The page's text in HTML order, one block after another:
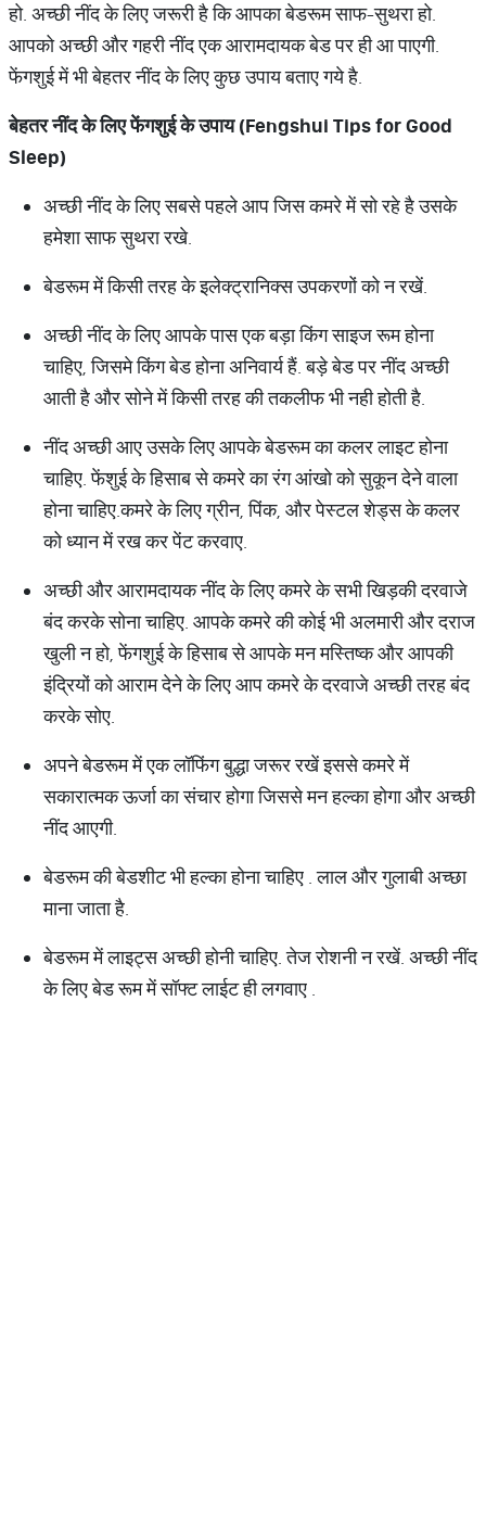
हो. अच्छी नींद के लिए जरूरी है कि आपका बेडरूम साफ-सुथरा हो.
आपको अच्छी और गहरी नींद एक आरामदायक बेड पर ही आ पाएगी.
फेंगशुई में भी बेहतर नींद के लिए कुछ उपाय बताए गये है.
बेहतरनींदकेलिएफेंगशुईकेउपाय(Fengshui Tips for Good
Sleep)
अच्छी नींद के लिए सबसे पहले आप जिस कमरे में सो रहे है उसके
हमेशा साफ सुथरा रखे.
बेडरूम में किसी तरह के इलेक्ट्रानिक्स उपकरणों को न रखें.
अच्छी नींद के लिए आपके पास एक बड़ा किंग साइज रूम होना
चाहिए, जिसमे किंग बेड होना अनिवार्य हैं. बड़े बेड पर नींद अच्छी
आती है और सोने में किसी तरह की तकलीफ भी नही होती है.
नींद अच्छी आए उसके लिए आपके बेडरूम का कलर लाइट होना
चाहिए. फेंशुई के हिसाब से कमरे का रंग आंखो को सुकून देने वाला
होना चाहिए.कमरे के लिए ग्रीन, पिंक, और पेस्टल शेड्स के कलर
को ध्यान में रख कर पेंट करवाए.
अच्छी और आरामदायक नींद के लिए कमरे के सभी खिड़की दरवाजे
बंद करके सोना चाहिए. आपके कमरे की कोई भी अलमारी और दराज
खुली न हो, फेंगशुई के हिसाब से आपके मन मस्तिष्क और आपकी
इंद्रियों को आराम देने के लिए आप कमरे के दरवाजे अच्छी तरह बंद
करके सोए.
अपने बेडरूम में एक लॉफिंग बुद्धा जरूर रखें इससे कमरे में
सकारात्मक ऊर्जा का संचार होगा जिससे मन हल्का होगा और अच्छी
नींद आएगी.
बेडरूम की बेडशीट भी हल्का होना चाहिए . लाल और गुलाबी अच्छा
माना जाता है.
बेडरूम में लाइट्स अच्छी होनी चाहिए. तेज रोशनी न रखें. अच्छी नींद
के लिए बेड रूम में सॉफ्ट लाईट ही लगवाए .